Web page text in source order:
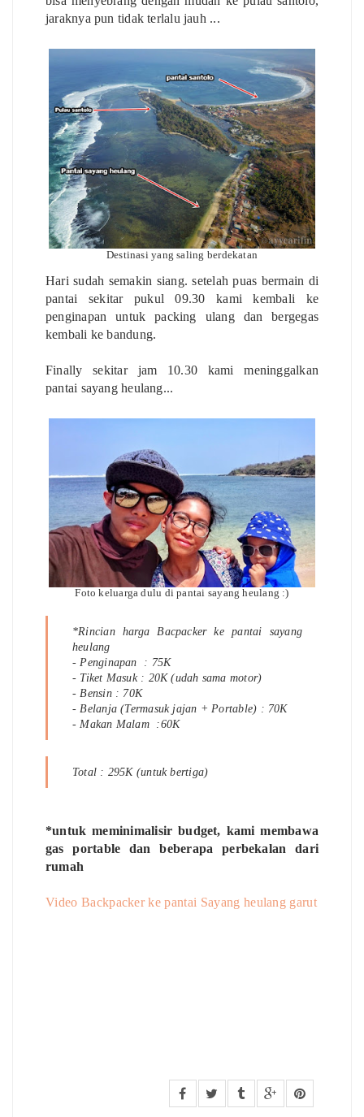
jaraknya pun tidak terlalu jauh ...
Destinasi yang saling berdekatan
Hari sudah semakin siang. setelah puas bermain di
pantai sekitar pukul 09.30 kami kembali ke
penginapan untuk packing ulang dan bergegas
kembali ke bandung.
Finally sekitar jam 10.30 kami meninggalkan
pantai sayang heulang...
Foto keluarga dulu di pantai sayang heulang :)
*Rincian harga Bacpacker ke pantai sayang
heulang
- Penginapan : 75K
- Tiket Masuk : 20K (udah sama motor)
- Bensin : 70K
- Belanja (Termasuk jajan + Portable) : 70K
- Makan Malam :60K
Total : 295K (untuk bertiga)
*untuk meminimalisir budget, kami membawa
gas portable dan beberapa perbekalan dari
rumah
Video Backpacker ke pantai Sayang heulang garut